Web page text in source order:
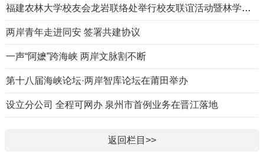
福建农林大学校友会龙岩联络处举行校友联谊活动暨林学、生物医药
两岸青年走进同安 签署共建协议
一声“阿嬷”跨海峡 两岸文脉割不断
第十八届海峡论坛·两岸智库论坛在莆田举办
设立分公司 全程可网办 泉州市首例业务在晋江落地
返回栏目>>